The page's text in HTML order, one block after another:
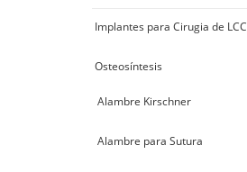
Implantes para Cirugia de LCC
Osteosíntesis
Alambre Kirschner
Alambre para Sutura